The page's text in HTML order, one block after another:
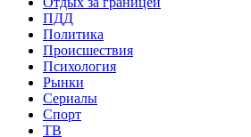
ПДД
Политика
Происшествия
Психология
Рынки
Сериалы
Спорт
ТВ